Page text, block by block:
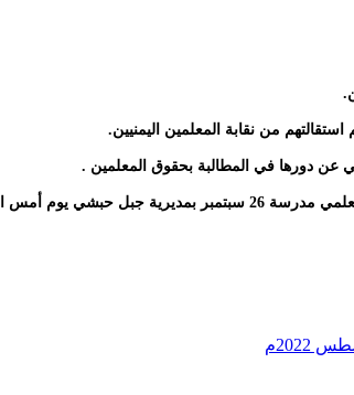
من نقابة المعلمين اليمنيين.
عن دورها في المطالبة بحقوق المعلمين .
النقابة لذات السبب.